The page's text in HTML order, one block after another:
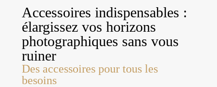
Accessoires indispensables :
élargissez vos horizons
photographiques sans vous
ruiner
Des accessoires pour tous les
besoins